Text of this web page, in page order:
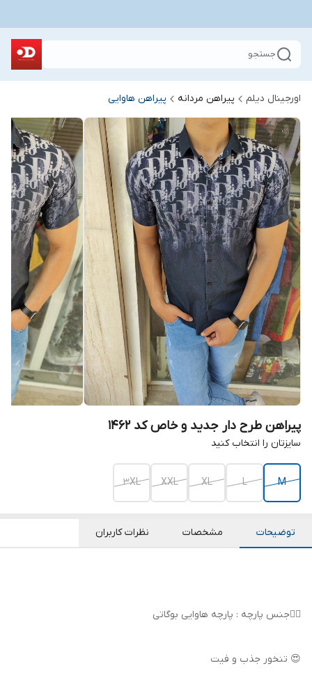
جستجو
اورجینال دیلم پیراهن مردانه پیراهن هاوایی
پیراهن طرح دار جدید و خاص کد 1462
سایزتان را انتخاب کنید
M
L
XL
XXL
3XL
توضیحات مشخصات نظرات کاربران
👌🏻جنس پارچه : پارچه هاوایی بوگاتی
😍 تنخور جذب و فیت